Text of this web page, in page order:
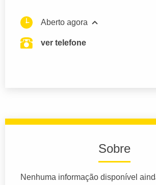
Aberto agora
ver telefone
Sobre
Nenhuma informação disponível